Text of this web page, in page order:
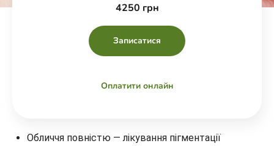
4250 грн
Записатися
Оплатити онлайн
Обличчя повністю — лікування пігментації